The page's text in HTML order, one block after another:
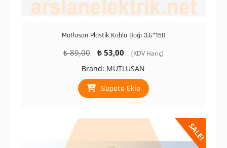
Mutlusan Plastik Kablo Bağı 3,6*150
₺89,00
Orijinal
fiyat:
₺ 89,00.
₺53,00
Şu
fiyat:
₺ 53,00.
(KDV Hariç)
Brand: MUTLUSAN
Sepete Ekle
SALE!